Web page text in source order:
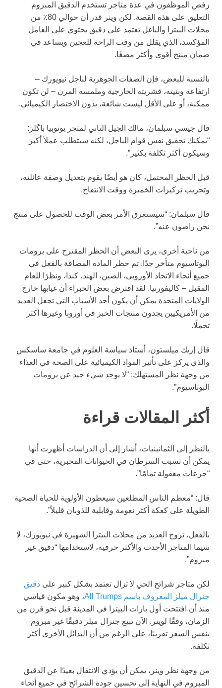
رفض الموظفون في عدة متاجر تستخدم الدقيق المبروم
التعليق على هذه القصة. لكن وينر قدر أن حوالي 80٪ من
محلات البيتزا والباغل تعتمد على دقيق يحتوي على العامل
المؤكسد، الذي يقلل من وقت الراحة للعجين ويساعد في
ضمان منتج أقوى وأكثر مضغًا.
بالنسبة للبعض، فإن الصفات الجوهرية لباجل نيويورك –
ارتفاعه وبنيته، قشريته الخارجية وملمسه المرن – لن تكون
ممكنة، أو على الأقل ليست شائعة، بدون الاختصار الكيميائي.
قال جيسي سبلمان، مالك الجيل الثاني لمتجر يوتوبيا باگلز:
“يمكنك تحقيق نفس قوام الباجل، لكنه سيتطلب عملاً أكبر
وسيكون أكثر تكلفة بكثير”.
قبل الحظر المحتمل، كان هو أيضًا يقوم بتعديل وصفة عائلته،
وتجريب تركيزات الخميرة ووقت الانتفاخ.
قال سبلمان: “سيستغرق الأمر بعض الوقت للحصول على منتج
نحن راضون عنه”.
من ناحية أخرى، يرى البعض أن الحظر المقترح على برومات
البوتاسيوم متأخر جدًا. تم حظر المادة المضافة بالفعل في
جميع أنحاء الاتحاد الأوروبي، الصين، الهند، كندا، ونظرًا للعام
المقبل – كاليفورنيا. لقد افترض بعض الخبراء أن غيابها خارج
الولايات المتحدة يمكن أن يكون أحد الأسباب التي تجعل العديد
من الأمريكيين يجدون منتجات الخبز في أوروبا وغيرها أكثر
تحملًا.
قال إريك ميلستون، أستاذ سياسة العلوم في جامعة ساسكس
والذي يركز على تأثير المواد الكيميائية على الصحة في الغذاء
من وجهة نظر المستهلك: “لا يوجد شيء جيد عن برومات
البوتاسيوم”.
أكثر المقالات قراءة
بالنظر إلى الثمانينيات، أشار إلى أن الدراسات أظهرت أنها
يمكن أن تسبب السرطان في الحيوانات المخبرية، حتى في
“جرعات معقولة تمامًا”.
قال: “معظم الناس المطلعين سيعطون الأولوية للحياة الصحية
الطويلة على كعكة أكثر نعومة وقابلية للذوبان قليلاً”.
بالفعل، تروج العديد من محلات البيتزا الشهيرة في نيويورك، لا
سيما المتاجر الأحدث والأكثر حرفية، لاستخدامها “دقيق غير
مبروم”.
لكن متاجر شرائح الحي لا تزال تعتمد بشكل كبير على دقيق
جنرال ميلز المعروف باسم All Trumps
، وهو مكون قياسي
منذ أن افتتحت أول بارات البيتزا في المدينة قبل نحو قرن من
الزمان، وفقًا لوينر. الآن تبيع جنرال ميلز دقيقًا غير مبروم
بنفس السعر تقريبًا، على الرغم من أن البدائل الأخرى أكثر
تكلفة.
من وجهة نظر وينر، يمكن أن يؤدي الانتقال بعيدًا عن الدقيق
المبروم في النهاية إلى تحسين جودة الشرائح في جميع أنحاء